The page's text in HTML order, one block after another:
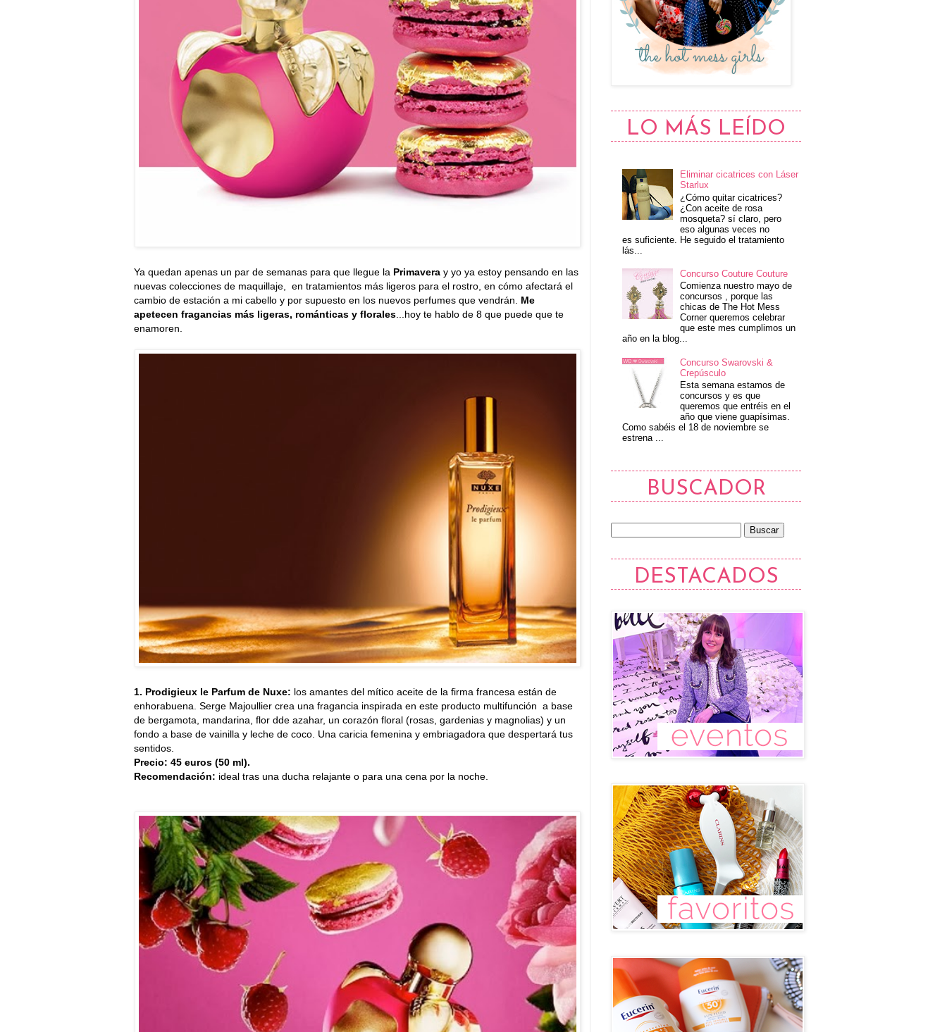
Ya quedan apenas un par de semanas para que llegue la Primavera y yo ya estoy pensando en las
nuevas colecciones de maquillaje, en tratamientos más ligeros para el rostro, en cómo afectará el
cambio de estación a mi cabello y por supuesto en los nuevos perfumes que vendrán. Me
apetecen fragancias más ligeras, románticas y florales ...hoy te hablo de 8 que puede que te
enamoren.
1. Prodigieux le Parfum de Nuxe: los amantes del mítico aceite de la firma francesa están de
enhorabuena. Serge Majoullier crea una fragancia inspirada en este producto multifunción a base
de bergamota, mandarina, flor dde azahar, un corazón floral (rosas, gardenias y magnolias) y un
fondo a base de vainilla y leche de coco. Una caricia femenina y embriagadora que despertará tus
sentidos.
Precio: 45 euros (50 ml).
Recomendación: ideal tras una ducha relajante o para una cena por la noche.
LO MÁS LEÍDO
Eliminar cicatrices con Láser
Starlux
¿Cómo quitar cicatrices?
¿Con aceite de rosa
mosqueta? sí claro, pero
eso algunas veces no
es suficiente. He seguido el tratamiento
lás...
Concurso Couture Couture
Comienza nuestro mayo de
concursos , porque las
chicas de The Hot Mess
Corner queremos celebrar
que este mes cumplimos un
año en la blog...
Concurso Swarovski &
Crepúsculo
Esta semana estamos de
concursos y es que
queremos que entréis en el
año que viene guapísimas.
Como sabéis el 18 de noviembre se
estrena ...
BUSCADOR
DESTACADOS